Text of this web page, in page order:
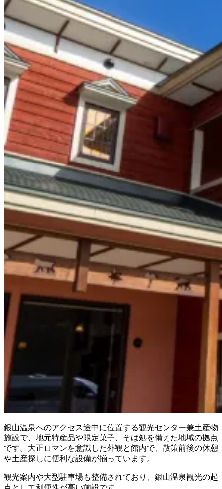
銀山温泉へのアクセス途中に位置する観光センター兼土産物
施設で、地元特産品や限定菓子、そば処を備えた地域の拠点
です。大正ロマンを意識した外観と館内で、散策前後の休憩
や土産探しに便利な設備が揃っています。
観光案内や大型駐車場も整備されており、銀山温泉観光の起